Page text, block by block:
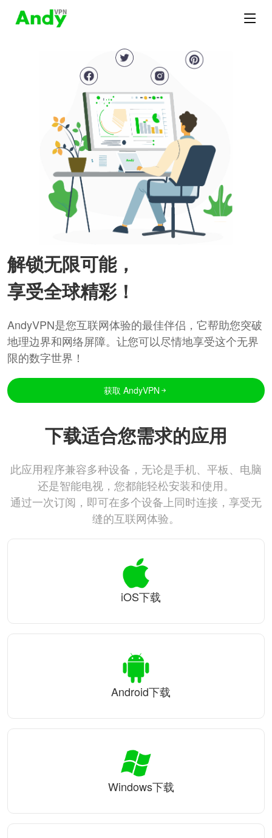
解锁无限可能，
享受全球精彩！
AndyVPN是您互联网体验的最佳伴侣，它帮助您突破
地理边界和网络屏障。让您可以尽情地享受这个无界
限的数字世界！
获取 AndyVPN
下载适合您需求的应用
此应用程序兼容多种设备，无论是手机、平板、电脑
还是智能电视，您都能轻松安装和使用。
通过一次订阅，即可在多个设备上同时连接，享受无
缝的互联网体验。
iOS下载
Android下载
Windows下载